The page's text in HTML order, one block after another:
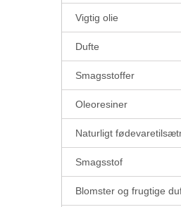
Vigtig olie
Dufte
Smagsstoffer
Oleoresiner
Naturligt
Smagsstof
Blomster og frugtige